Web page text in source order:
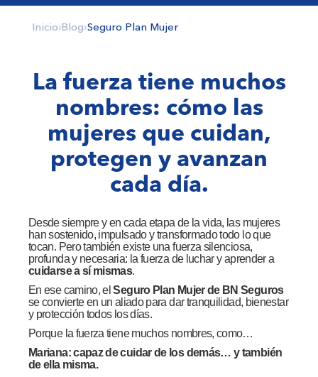
Inicio›Blog›Seguro Plan Mujer
La fuerza tiene muchos
nombres: cómo las
mujeres que cuidan,
protegen y avanzan
cada día.
Desde siempre y en cada etapa de la vida, las mujeres
han sostenido, impulsado y transformado todo lo que
tocan. Pero también existe una fuerza silenciosa,
profunda y necesaria: la fuerza de luchar y aprender a
cuidarse a sí mismas.
En ese camino, elSeguro Plan Mujer de BN Seguros
se convierte en un aliado para dar tranquilidad, bienestar
y protección todos los días.
Porque la fuerza tiene muchos nombres, como…
Mariana: capaz de cuidar de los demás… y también
de ella misma.